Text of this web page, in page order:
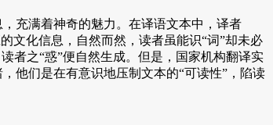
充满着神奇的魅力。在译语文本中，译者
文化信息，自然而然，读者虽能识“词”却未必
者之“惑”便自然生成。但是，国家机构翻译实
他们是在有意识地压制文本的“可读性”，陷读